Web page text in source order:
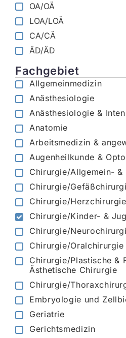
OA/OÄ
LOA/LOÄ
CA/CÄ
ÄD/ÄD
Fachgebiet
Allgemeinmedizin
Anästhesiologie
Anästhesiologie &
Anatomie
Arbeitsmedizin &
Augenheilkunde &
Chirurgie/Allgemein-
Chirurgie/
Chirurgie/Herzchirurgie
Chirurgie/Kinder- &
Chirurgie/
Chirurgie/Oralchirurgie
Chirurgie/Plastische &
Ästhetische Chirurgie
Chirurgie/
Embryologie und
Geriatrie
Gerichtsmedizin